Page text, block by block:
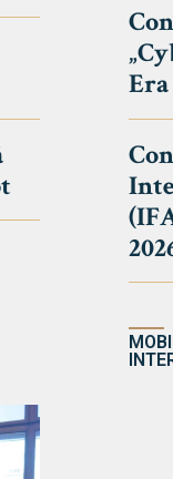
Erasmus &
Facultății
Bibliotecă &